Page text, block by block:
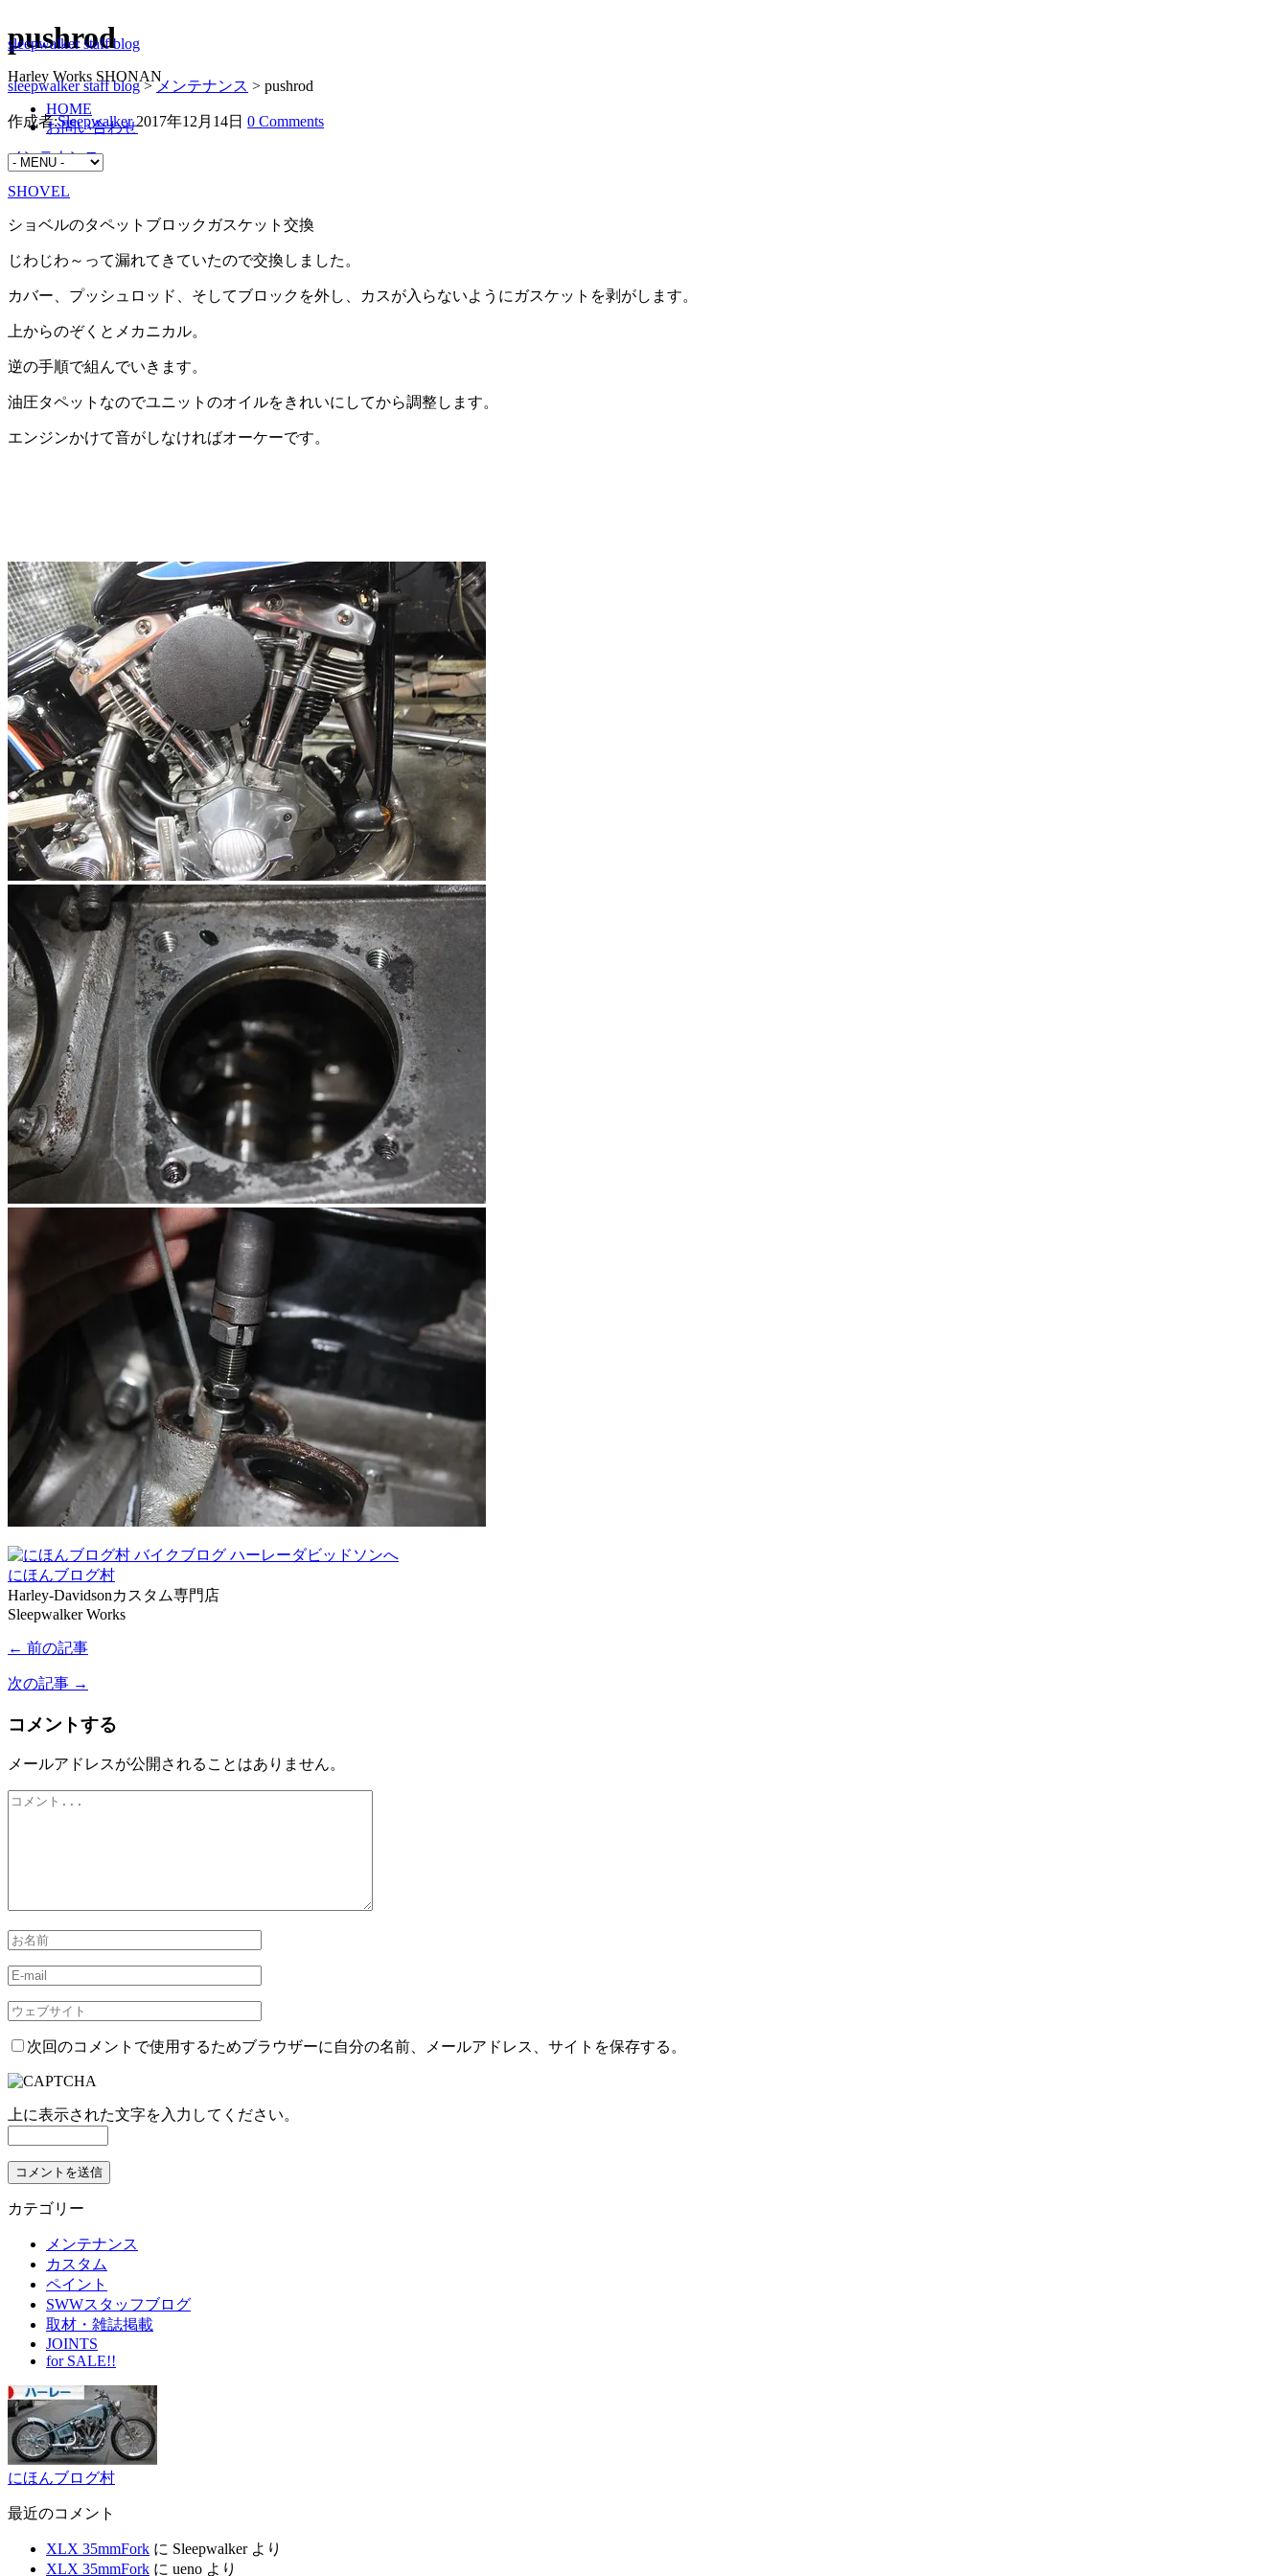
sleepwalker staff blog
Harley Works SHONAN
HOME
お問い合わせ
pushrod
sleepwalker staff blog> メンテナンス > pushrod
作成者:Sleepwalker 2017年12月14日 0 Comments
メンテナンス
SHOVEL
ショベルのタペットブロックガスケット交換
じわじわ～って漏れてきていたので交換しました。
カバー、プッシュロッド、そしてブロックを外し、カスが入らないようにガスケットを剥がします。
上からのぞくとメカニカル。
逆の手順で組んでいきます。
油圧タペットなのでユニットのオイルをきれいにしてから調整します。
エンジンかけて音がしなければオーケーです。
にほんブログ村
Harley-Davidsonカスタム専門店
Sleepwalker Works
← 前の記事
次の記事 →
コメントする
メールアドレスが公開されることはありません。
次回のコメントで使用するためブラウザーに自分の名前、メールアドレス、サイトを保存する。
上に表示された文字を入力してください。
カテゴリー
メンテナンス
カスタム
ペイント
SWWスタッフブログ
取材・雑誌掲載
JOINTS
for SALE!!
にほんブログ村
最近のコメント
XLX 35mmFork に Sleepwalkerより
XLX 35mmFork に ueno より